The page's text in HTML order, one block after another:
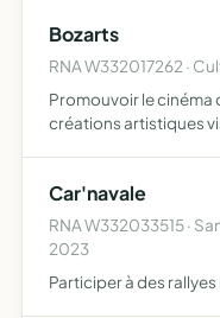
Bozarts
RNA W332017262 ·
Promouvoir le
créations artistiques
Car'navale
RNA W332033515 ·
2023
Participer à des